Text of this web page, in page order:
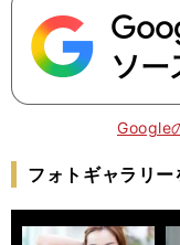
Google
フォトギャラリー